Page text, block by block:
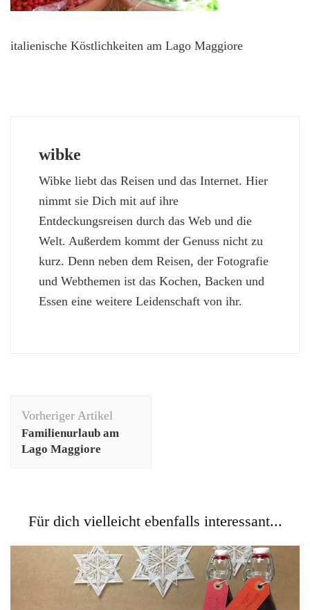
italienische Köstlichkeiten am Lago Maggiore
wibke
Wibke liebt das Reisen und das Internet. Hier
nimmt sie Dich mit auf ihre
Entdeckungsreisen durch das Web und die
Welt. Außerdem kommt der Genuss nicht zu
kurz. Denn neben dem Reisen, der Fotografie
und Webthemen ist das Kochen, Backen und
Essen eine weitere Leidenschaft von ihr.
Vorheriger Artikel
Familienurlaub am
Lago Maggiore
Für dich vielleicht ebenfalls interessant...